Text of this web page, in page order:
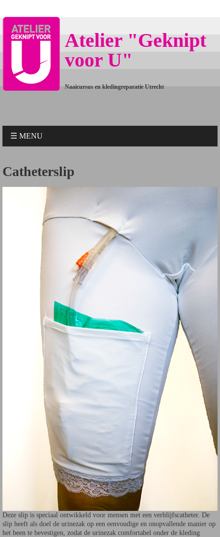
Atelier "Geknipt
voor U"
Naaicursus en kledingreparatie Utrecht
☰ MENU
Catheterslip
Deze slip is speciaal ontwikkeld voor mensen met een verblijfscatheter. De
slip heeft als doel de urinezak op een eenvoudige en onopvallende manier op
het been te bevestigen, zodat de urinezak comfortabel onder de kleding